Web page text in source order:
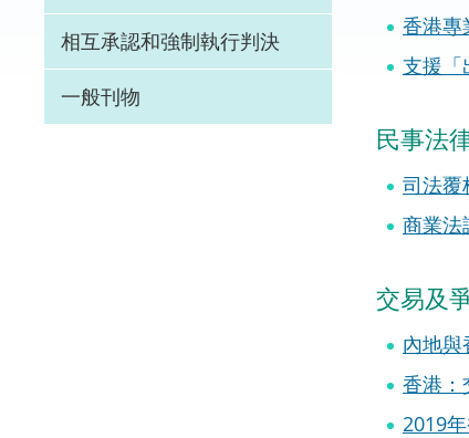
相互承認和強制執行判決
一般刊物
香港專
支援「
民事法
司法覆
商業法
交易及
內地與
香港：
2019